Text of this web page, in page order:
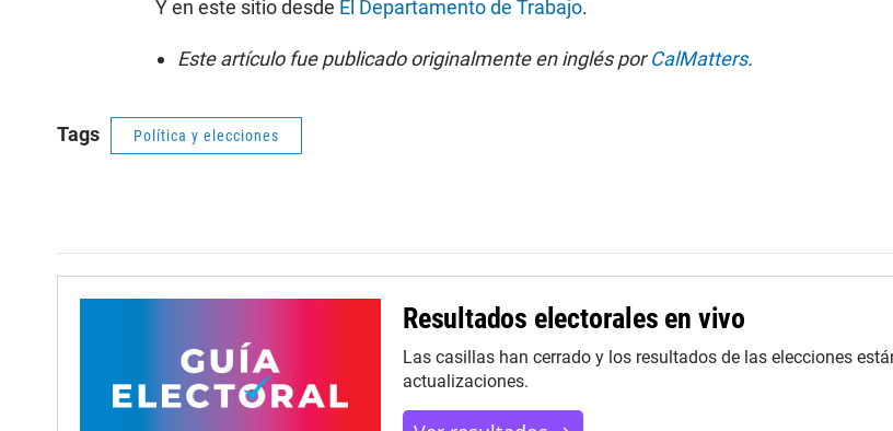
Y en este sitio desde El Departamento de Trabajo.
Este artículo fue publicado originalmente en inglés porCalMatters.
Tags Política y elecciones
Resultados electorales en vivo
Las casillas han cerrado y los resultados de las elecciones
actualizaciones.